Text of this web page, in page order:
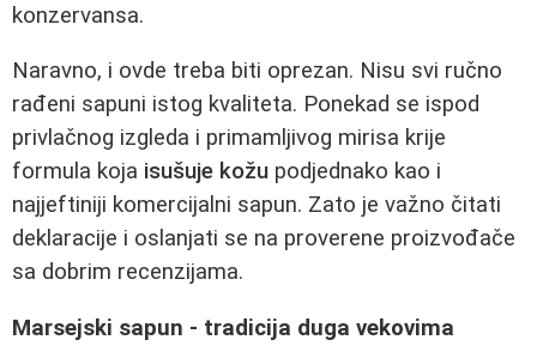
konzervansa.
Naravno, i ovde treba biti oprezan. Nisu svi ručno
rađeni sapuni istog kvaliteta. Ponekad se ispod
privlačnog izgleda i primamljivog mirisa krije
formula koja isušuje kožu podjednako kao i
najjeftiniji komercijalni sapun. Zato je važno čitati
deklaracije i oslanjati se na proverene proizvođače
sa dobrim recenzijama.
Marsejski sapun - tradicija duga vekovima